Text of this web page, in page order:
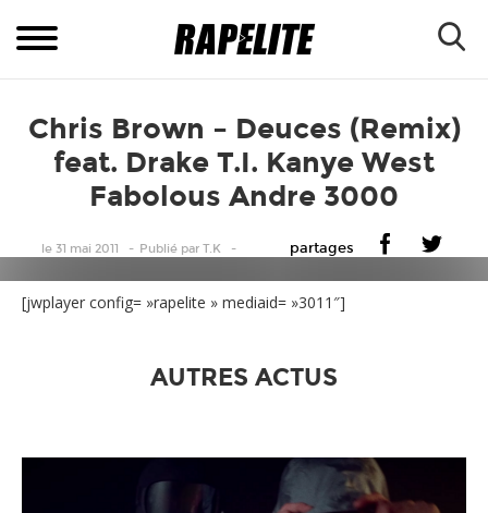
Chris Brown – Deuces (Remix)
feat. Drake T.I. Kanye West
Fabolous Andre 3000
le 31 mai 2011 Publiépar T.K partages
[jwplayer config= »rapelite » mediaid= »3011″]
AUTRES ACTUS